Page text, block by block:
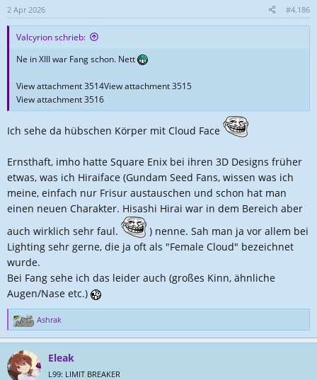
n
e
n
2 Apr 2026 #4.186
Valcyrion schrieb:
Ne in XIII war Fang schon. Nett
View attachment 3514View attachment 3515
View attachment 3516
Ich sehe da hübschen Körper mit Cloud Face
Ernsthaft, imho hatte Square Enix bei ihren 3D Designs früher
etwas, was ich Hiraiface (Gundam Seed Fans, wissen was ich
meine, einfach nur Frisur austauschen und schon hat man
einen neuen Charakter. Hisashi Hirai war in dem Bereich aber
auch wirklich sehr faul.
) nenne. Sah man ja vor allem bei
Lighting sehr gerne, die ja oft als "Female Cloud" bezeichnet
wurde.
Bei Fang sehe ich das leider auch (großes Kinn, ähnliche
Augen/Nase etc.)
R
e
k
t
Ashrak
Eleak
L99: LIMIT BREAKER